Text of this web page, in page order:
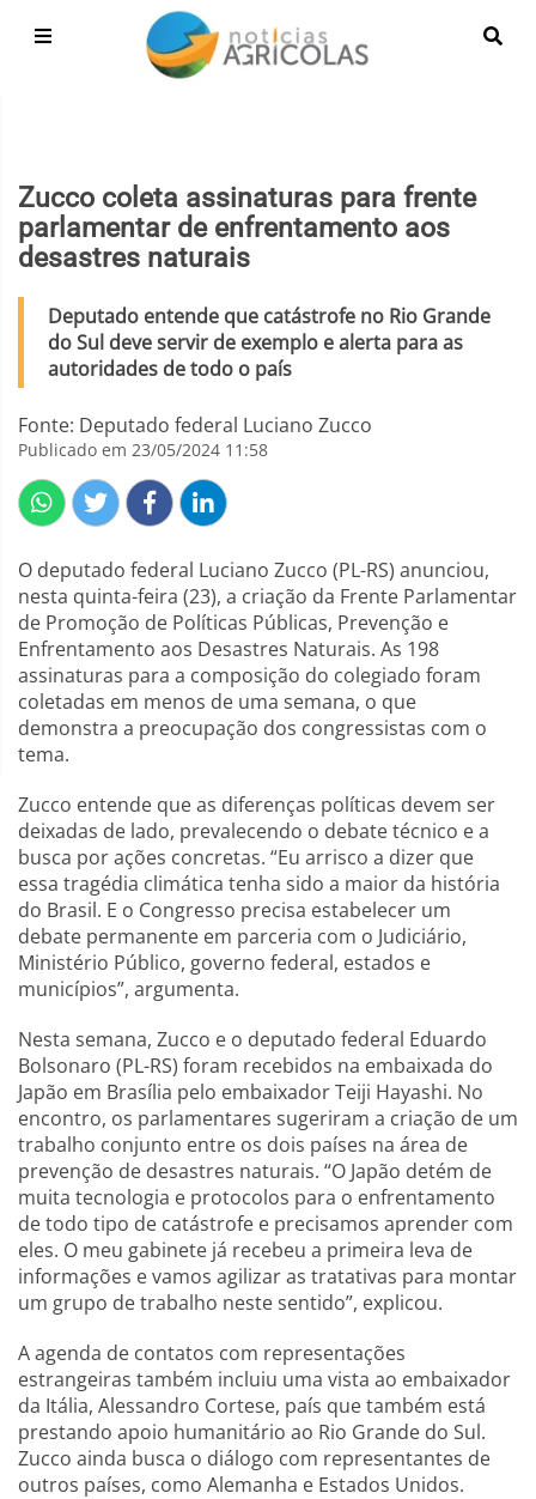
Zucco coleta assinaturas para frente
parlamentar de enfrentamento aos
desastres naturais
Deputado entende que catástrofe no Rio Grande
do Sul deve servir de exemplo e alerta para as
autoridades de todo o país
Fonte: Deputado federal Luciano Zucco
Publicado em 23/05/2024 11:58
O deputado federal Luciano Zucco (PL-RS) anunciou,
nesta quinta-feira (23), a criação da Frente Parlamentar
de Promoção de Políticas Públicas, Prevenção e
Enfrentamento aos Desastres Naturais. As 198
assinaturas para a composição do colegiado foram
coletadas em menos de uma semana, o que
demonstra a preocupação dos congressistas com o
tema.
Zucco entende que as diferenças políticas devem ser
deixadas de lado, prevalecendo o debate técnico e a
busca por ações concretas. “Eu arrisco a dizer que
essa tragédia climática tenha sido a maior da história
do Brasil. E o Congresso precisa estabelecer um
debate permanente em parceria com o Judiciário,
Ministério Público, governo federal, estados e
municípios”, argumenta.
Nesta semana, Zucco e o deputado federal Eduardo
Bolsonaro (PL-RS) foram recebidos na embaixada do
Japão em Brasília pelo embaixador Teiji Hayashi. No
encontro, os parlamentares sugeriram a criação de um
trabalho conjunto entre os dois países na área de
prevenção de desastres naturais. “O Japão detém de
muita tecnologia e protocolos para o enfrentamento
de todo tipo de catástrofe e precisamos aprender com
eles. O meu gabinete já recebeu a primeira leva de
informações e vamos agilizar as tratativas para montar
um grupo de trabalho neste sentido”, explicou.
A agenda de contatos com representações
estrangeiras também incluiu uma vista ao embaixador
da Itália, Alessandro Cortese, país que também está
prestando apoio humanitário ao Rio Grande do Sul.
Zucco ainda busca o diálogo com representantes de
outros países, como Alemanha e Estados Unidos.